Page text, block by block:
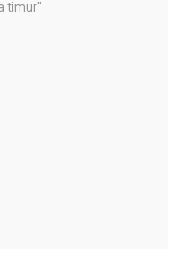
timur"